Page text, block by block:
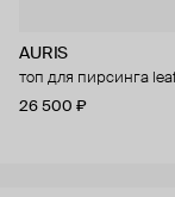
AURIS
топ для пирсинга
26 500 ₽